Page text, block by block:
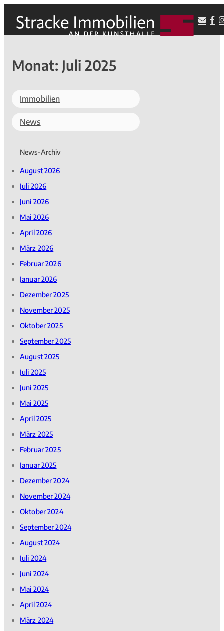
Monat: Juli 2025
Immobilien
News
News-Archiv
August 2026
Juli 2026
Juni 2026
Mai 2026
April 2026
März 2026
Februar 2026
Januar 2026
Dezember 2025
November 2025
Oktober 2025
September 2025
August 2025
Juli 2025
Juni 2025
Mai 2025
April 2025
März 2025
Februar 2025
Januar 2025
Dezember 2024
November 2024
Oktober 2024
September 2024
August 2024
Juli 2024
Juni 2024
Mai 2024
April 2024
März 2024